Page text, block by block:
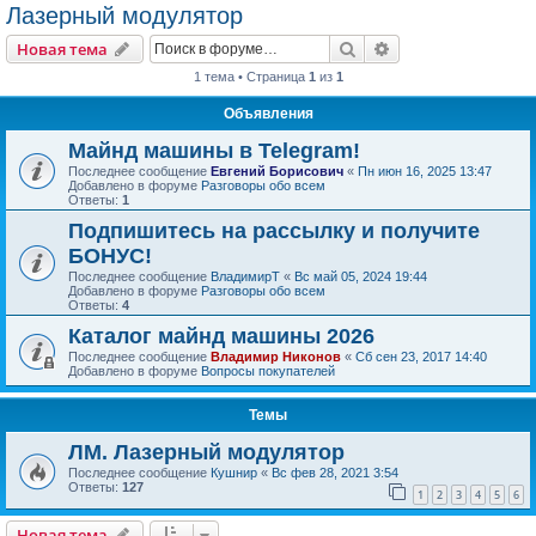
Лазерный модулятор
Новая тема Поиск
1 тема • Страница 1 из 1
Объявления
Майнд машины в Telegram!
Последнее сообщение Евгений Борисович « Пн июн 16, 2025 13:47
Добавлено в форуме Разговоры обо всем
Ответы: 1
Подпишитесь на рассылку и получите
БОНУС!
Последнее сообщение ВладимирТ « Вс май 05, 2024 19:44
Добавлено в форуме Разговоры обо всем
Ответы: 4
Каталог майнд машины 2026
Последнее сообщение Владимир Никонов « Сб сен 23, 2017 14:40
Добавлено в форуме Вопросы покупателей
Темы
ЛМ. Лазерный модулятор
Последнее сообщение Кушнир « Вс фев 28, 2021 3:54
Ответы: 127 1 2 3 4 5 6